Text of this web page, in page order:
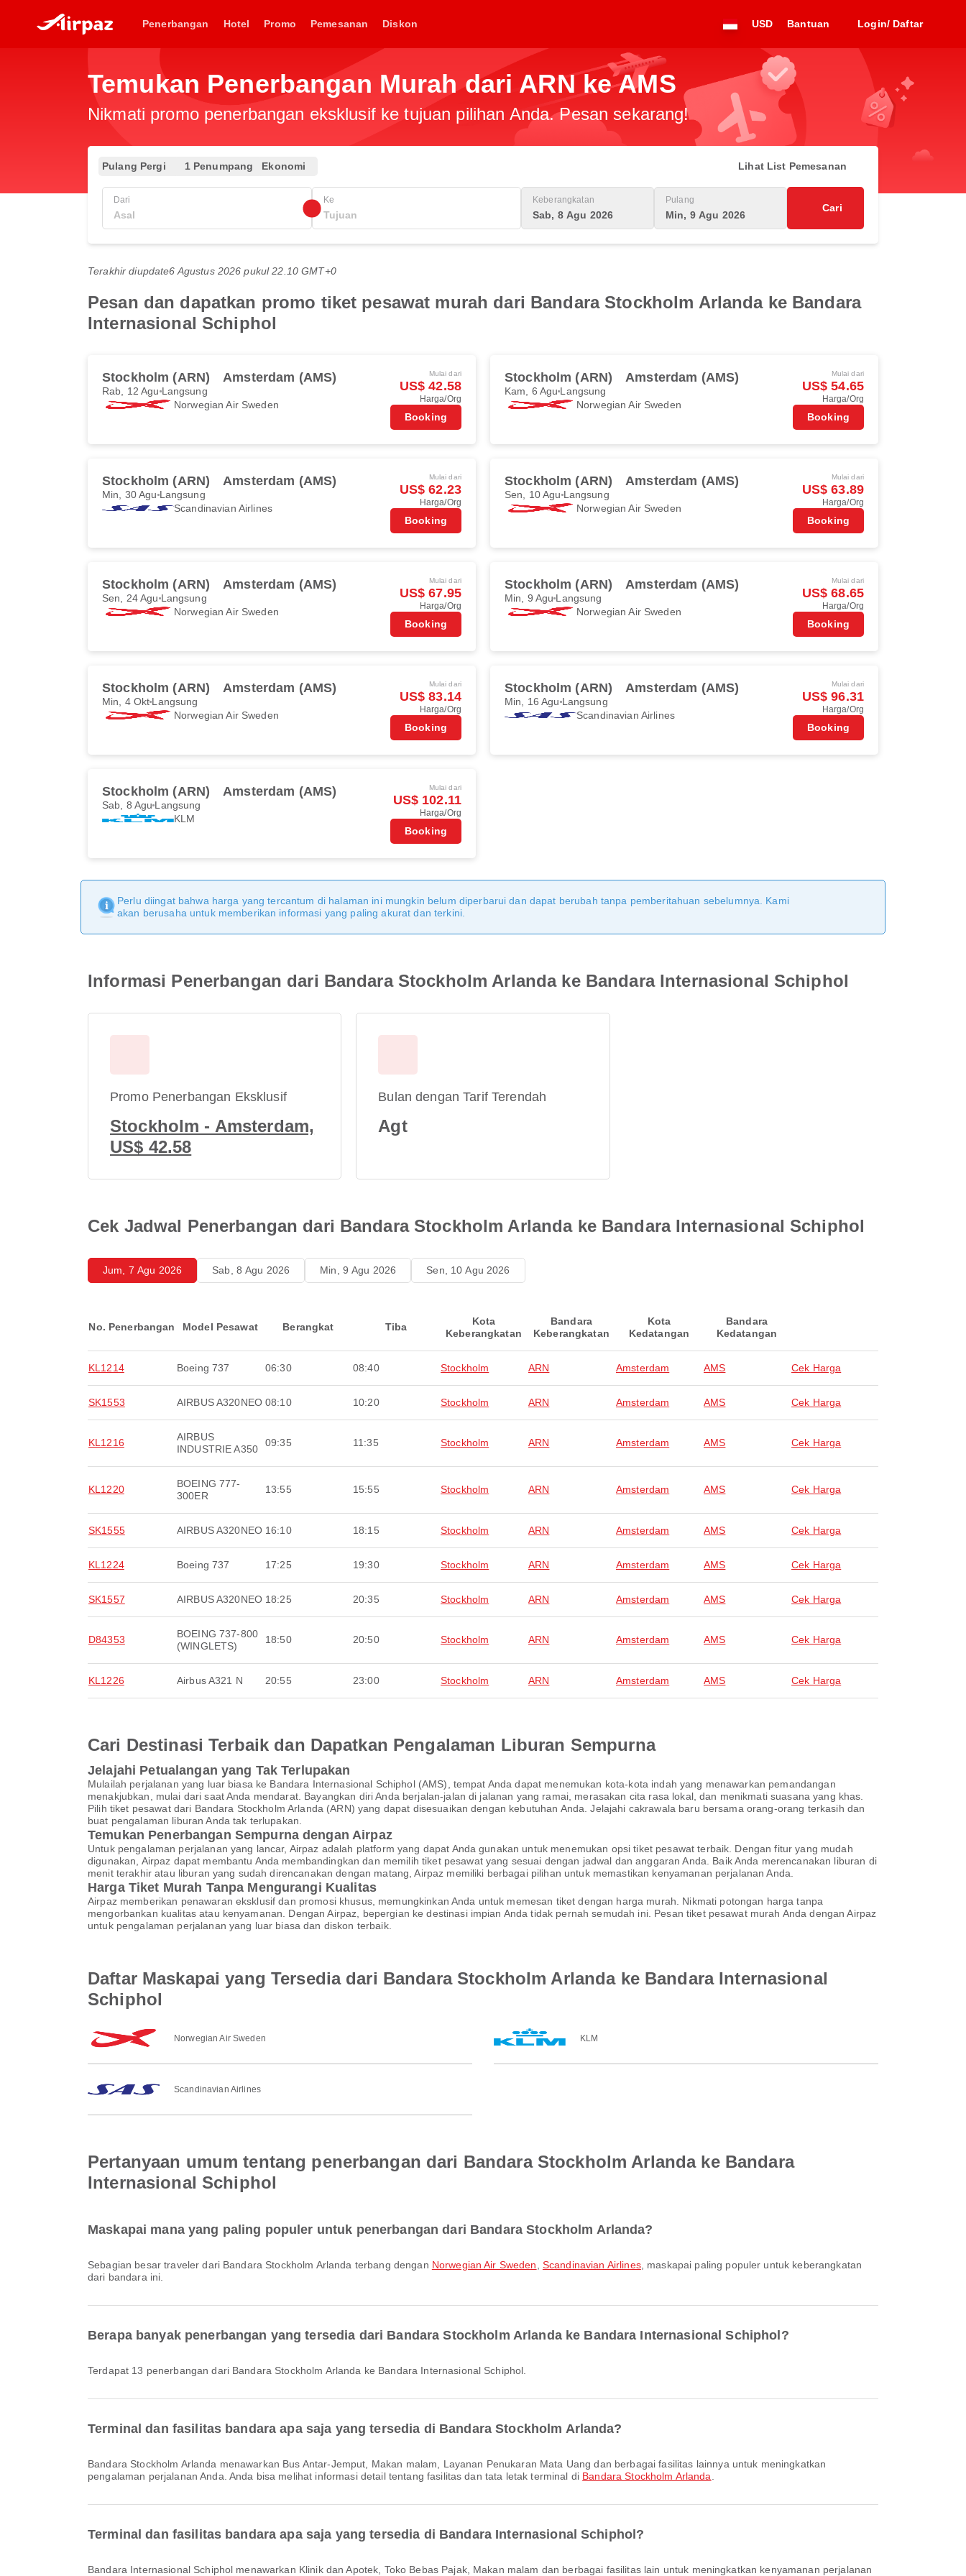
Penerbangan Hotel Promo Pemesanan Diskon USD Bantuan Login/ Daftar
Temukan Penerbangan Murah dari ARN ke AMS
Nikmati promo penerbangan eksklusif ke tujuan pilihan Anda. Pesan sekarang!
Pulang Pergi 1 Penumpang Ekonomi Lihat List Pemesanan
Dari Ke Keberangkatan
Sab, 8 Agu 2026
Pulang
Min, 9 Agu 2026
Cari
Terakhir diupdate6 Agustus 2026 pukul 22.10 GMT+0
Pesan dan dapatkan promo tiket pesawat murah dari Bandara Stockholm Arlanda ke Bandara
Internasional Schiphol
Stockholm (ARN) Amsterdam (AMS)
Rab, 12 Agu Langsung
Norwegian Air Sweden
Mulai dari
US$ 42.58
Harga/Org
Booking
Stockholm (ARN) Amsterdam (AMS)
Kam, 6 Agu Langsung
Norwegian Air Sweden
Mulai dari
US$ 54.65
Harga/Org
Booking
Stockholm (ARN) Amsterdam (AMS)
Min, 30 Agu Langsung
Scandinavian Airlines
Mulai dari
US$ 62.23
Harga/Org
Booking
Stockholm (ARN) Amsterdam (AMS)
Sen, 10 Agu Langsung
Norwegian Air Sweden
Mulai dari
US$ 63.89
Harga/Org
Booking
Stockholm (ARN) Amsterdam (AMS)
Sen, 24 Agu Langsung
Norwegian Air Sweden
Mulai dari
US$ 67.95
Harga/Org
Booking
Stockholm (ARN) Amsterdam (AMS)
Min, 9 Agu Langsung
Norwegian Air Sweden
Mulai dari
US$ 68.65
Harga/Org
Booking
Stockholm (ARN) Amsterdam (AMS)
Min, 4 Okt Langsung
Norwegian Air Sweden
Mulai dari
US$ 83.14
Harga/Org
Booking
Stockholm (ARN) Amsterdam (AMS)
Min, 16 Agu Langsung
Scandinavian Airlines
Mulai dari
US$ 96.31
Harga/Org
Booking
Stockholm (ARN) Amsterdam (AMS)
Sab, 8 Agu Langsung
KLM
Mulai dari
US$ 102.11
Harga/Org
Booking
Perlu diingat bahwa harga yang tercantum di halaman ini mungkin belum diperbarui dan dapat berubah tanpa pemberitahuan sebelumnya. Kami
akan berusaha untuk memberikan informasi yang paling akurat dan terkini.
Informasi Penerbangan dari Bandara Stockholm Arlanda ke Bandara Internasional Schiphol
Promo Penerbangan Eksklusif
Stockholm - Amsterdam,
US$ 42.58
Bulan dengan Tarif Terendah
Agt
Cek Jadwal Penerbangan dari Bandara Stockholm Arlanda ke Bandara Internasional Schiphol
Jum, 7 Agu 2026 Sab, 8 Agu 2026 Min, 9 Agu 2026 Sen, 10 Agu 2026
No. Penerbangan Model Pesawat Berangkat Tiba
Kota
Keberangkatan
Bandara
Keberangkatan
Kota
Kedatangan
Bandara
Kedatangan
KL1214 Boeing 737 06:30 08:40 Stockholm ARN Amsterdam AMS Cek Harga
SK1553 AIRBUS A320NEO 08:10 10:20 Stockholm ARN Amsterdam AMS Cek Harga
KL1216
AIRBUS
INDUSTRIE A350
09:35 11:35 Stockholm ARN Amsterdam AMS Cek Harga
KL1220
BOEING 777-
300ER
13:55 15:55 Stockholm ARN Amsterdam AMS Cek Harga
SK1555 AIRBUS A320NEO 16:10 18:15 Stockholm ARN Amsterdam AMS Cek Harga
KL1224 Boeing 737 17:25 19:30 Stockholm ARN Amsterdam AMS Cek Harga
SK1557 AIRBUS A320NEO 18:25 20:35 Stockholm ARN Amsterdam AMS Cek Harga
D84353
BOEING 737-800
(WINGLETS)
18:50 20:50 Stockholm ARN Amsterdam AMS Cek Harga
KL1226 Airbus A321 N 20:55 23:00 Stockholm ARN Amsterdam AMS Cek Harga
Cari Destinasi Terbaik dan Dapatkan Pengalaman Liburan Sempurna
Jelajahi Petualangan yang Tak Terlupakan
Mulailah perjalanan yang luar biasa ke Bandara Internasional Schiphol (AMS), tempat Anda dapat menemukan kota-kota indah yang menawarkan pemandangan
menakjubkan, mulai dari saat Anda mendarat. Bayangkan diri Anda berjalan-jalan di jalanan yang ramai, merasakan cita rasa lokal, dan menikmati suasana yang khas.
Pilih tiket pesawat dari Bandara Stockholm Arlanda (ARN) yang dapat disesuaikan dengan kebutuhan Anda. Jelajahi cakrawala baru bersama orang-orang terkasih dan
buat pengalaman liburan Anda tak terlupakan.
Temukan Penerbangan Sempurna dengan Airpaz
Untuk pengalaman perjalanan yang lancar, Airpaz adalah platform yang dapat Anda gunakan untuk menemukan opsi tiket pesawat terbaik. Dengan fitur yang mudah
digunakan, Airpaz dapat membantu Anda membandingkan dan memilih tiket pesawat yang sesuai dengan jadwal dan anggaran Anda. Baik Anda merencanakan liburan di
menit terakhir atau liburan yang sudah direncanakan dengan matang, Airpaz memiliki berbagai pilihan untuk memastikan kenyamanan perjalanan Anda.
Harga Tiket Murah Tanpa Mengurangi Kualitas
Airpaz memberikan penawaran eksklusif dan promosi khusus, memungkinkan Anda untuk memesan tiket dengan harga murah. Nikmati potongan harga tanpa
mengorbankan kualitas atau kenyamanan. Dengan Airpaz, bepergian ke destinasi impian Anda tidak pernah semudah ini. Pesan tiket pesawat murah Anda dengan Airpaz
untuk pengalaman perjalanan yang luar biasa dan diskon terbaik.
Daftar Maskapai yang Tersedia dari Bandara Stockholm Arlanda ke Bandara Internasional
Schiphol
Norwegian Air Sweden KLM
Scandinavian Airlines
Pertanyaan umum tentang penerbangan dari Bandara Stockholm Arlanda ke Bandara
Internasional Schiphol
Maskapai mana yang paling populer untuk penerbangan dari Bandara Stockholm Arlanda?
Sebagian besar traveler dari Bandara Stockholm Arlanda terbang dengan Norwegian Air Sweden Scandinavian Airlines, maskapai paling populer untuk keberangkatan
dari bandara ini.
Berapa banyak penerbangan yang tersedia dari Bandara Stockholm Arlanda ke Bandara Internasional Schiphol?
Terdapat 13 penerbangan dari Bandara Stockholm Arlanda ke Bandara Internasional Schiphol.
Terminal dan fasilitas bandara apa saja yang tersedia di Bandara Stockholm Arlanda?
Bandara Stockholm Arlanda menawarkan Bus Antar-Jemput, Makan malam, Layanan Penukaran Mata Uang dan berbagai fasilitas lainnya untuk meningkatkan
pengalaman perjalanan Anda. Anda bisa melihat informasi detail tentang fasilitas dan tata letak terminal di Bandara Stockholm Arlanda
Terminal dan fasilitas bandara apa saja yang tersedia di Bandara Internasional Schiphol?
Bandara Internasional Schiphol menawarkan Klinik dan Apotek, Toko Bebas Pajak, Makan malam dan berbagai fasilitas lain untuk meningkatkan kenyamanan perjalanan